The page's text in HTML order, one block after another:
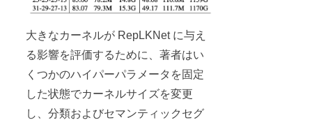
大きなカーネルが RepLKNet に与え
る影響を評価するために、著者はい
くつかのハイパーパラメータを固定
した状態でカーネルサイズを変更
し、分類およびセマンティックセグ